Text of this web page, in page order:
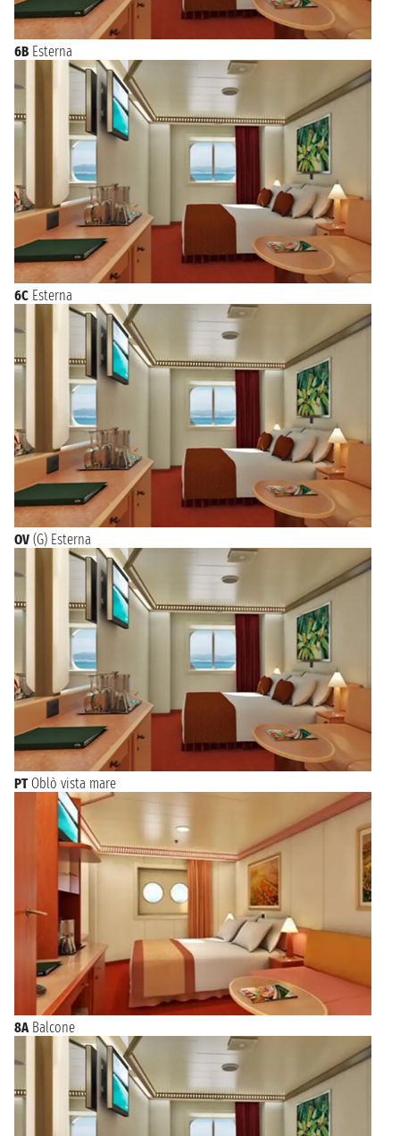
6B Esterna
6C Esterna
OV (G) Esterna
PT Oblò vista mare
8A Balcone